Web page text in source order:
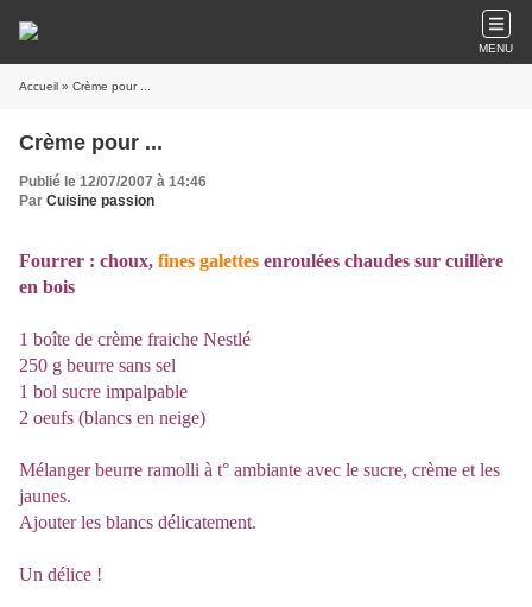
MENU
Accueil » Crème pour ...
Crème pour ...
Publié le 12/07/2007 à 14:46
Par Cuisine passion
Fourrer : choux, fines galettes enroulées chaudes sur cuillère
en bois
1 boîte de crème fraiche Nestlé
250 g beurre sans sel
1 bol sucre impalpable
2 oeufs (blancs en neige)
Mélanger beurre ramolli à t° ambiante avec le sucre, crème et les
jaunes.
Ajouter les blancs délicatement.
Un délice !